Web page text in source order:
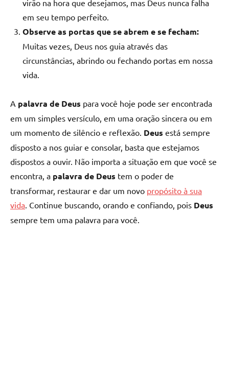
virão na hora que desejamos, mas Deus nunca falha
em seu tempo perfeito.
Observe as portas que se abrem e se fecham:
Muitas vezes, Deus nos guia através das
circunstâncias, abrindo ou fechando portas em nossa
vida.
A palavra de Deus para você hoje pode ser encontrada
em um simples versículo, em uma oração sincera ou em
um momento de silêncio e reflexão. Deus está sempre
disposto a nos guiar e consolar, basta que estejamos
dispostos a ouvir. Não importa a situação em que você se
encontra, a palavra de Deus tem o poder de
transformar, restaurar e dar um novo propósito à sua
vida . Continue buscando, orando e confiando, pois Deus
sempre tem uma palavra para você.